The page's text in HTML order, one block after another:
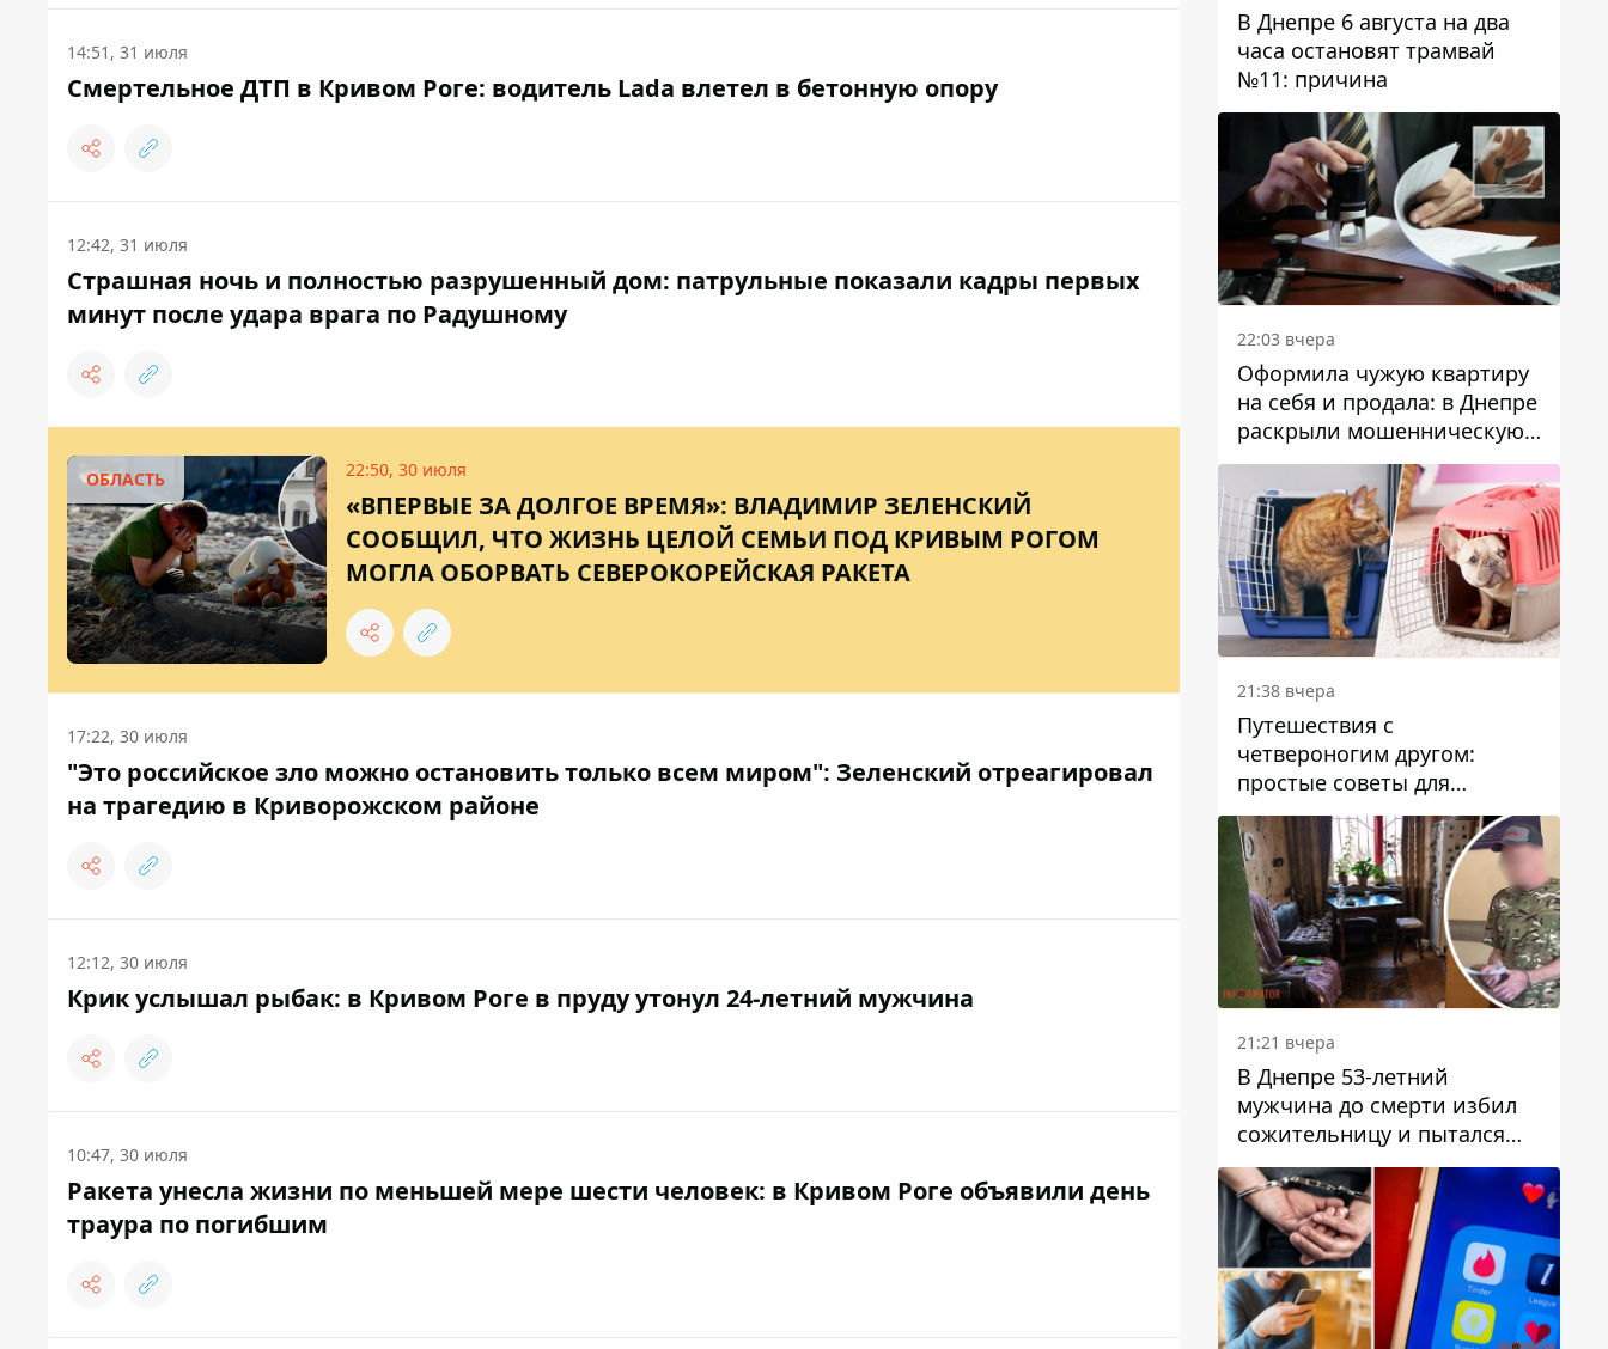
14:51, 31 июля
Смертельное ДТП в Кривом Роге: водитель Lada влетел в бетонную опору
12:42, 31 июля
Страшная ночь и полностью разрушенный дом: патрульные показали кадры первых
минут после удара врага по Радушному
ОБЛАСТЬ 22:50, 30 июля
«ВПЕРВЫЕ ЗА ДОЛГОЕ ВРЕМЯ»: ВЛАДИМИР ЗЕЛЕНСКИЙ
СООБЩИЛ, ЧТО ЖИЗНЬ ЦЕЛОЙ СЕМЬИ ПОД КРИВЫМ РОГОМ
МОГЛА ОБОРВАТЬ СЕВЕРОКОРЕЙСКАЯ РАКЕТА
17:22, 30 июля
"Это российское зло можно остановить только всем миром": Зеленский отреагировал
на трагедию в Криворожском районе
12:12, 30 июля
Крик услышал рыбак: в Кривом Роге в пруду утонул 24-летний мужчина
10:47, 30 июля
Ракета унесла жизни по меньшей мере шести человек: в Кривом Роге объявили день
траура по погибшим
В Днепре 6 августа на два
часа остановят трамвай
№11: причина
22:03 вчера
Оформила чужую квартиру
на себя и продала: в Днепре
раскрыли мошенническую
схему с недвижимостью
21:38 вчера
Путешествия с
четвероногим другом:
простые советы для
поездок с животными
21:21 вчера
В Днепре 53-летний
мужчина до смерти избил
сожительницу и пытался
скрыть преступление:
детали